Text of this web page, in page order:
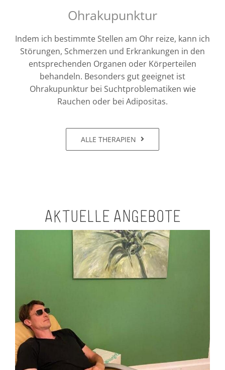
Ohrakupunktur
Indem ich bestimmte Stellen am Ohr reize, kann ich
Störungen, Schmerzen und Erkrankungen in den
entsprechenden Organen oder Körperteilen
behandeln. Besonders gut geeignet ist
Ohrakupunktur bei Suchtproblematiken wie
Rauchen oder bei Adipositas.
ALLE THERAPIEN
Aktuelle Angebote